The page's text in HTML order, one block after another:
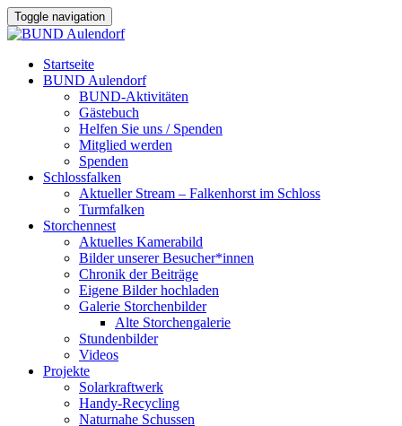
Toggle navigation
Startseite
BUND Aulendorf
BUND-Aktivitäten
Gästebuch
Helfen Sie uns / Spenden
Mitglied werden
Spenden
Schlossfalken
Aktueller Stream – Falkenhorst im Schloss
Turmfalken
Storchennest
Aktuelles Kamerabild
Bilder unserer Besucher*innen
Chronik der Beiträge
Eigene Bilder hochladen
Galerie Storchenbilder
Alte Storchengalerie
Stundenbilder
Videos
Projekte
Solarkraftwerk
Handy-Recycling
Naturnahe Schussen